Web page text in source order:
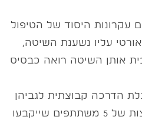
עקרונות היסוד של הטיפול
עליו נשענת השיטה,
אותן השיטה רואה כבסיס
• 44 שעות הדרכה בקבוצות של 5 משתתפים שייקבעו